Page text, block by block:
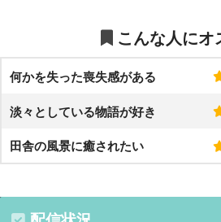
こんな人にオ
何かを失った喪失感がある
淡々としている物語が好き
田舎の風景に癒されたい